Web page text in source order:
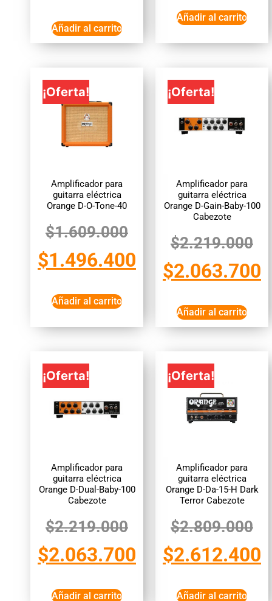
Añadir al carrito
Añadir al carrito
¡Oferta!
Amplificador para
guitarra eléctrica
Orange D-O-Tone-40
$1.609.000
$1.496.400
Añadir al carrito
¡Oferta!
Amplificador para
guitarra eléctrica
Orange D-Gain-Baby-100
Cabezote
$2.219.000
$2.063.700
Añadir al carrito
¡Oferta!
Amplificador para
guitarra eléctrica
Orange D-Dual-Baby-100
Cabezote
$2.219.000
$2.063.700
Añadir al carrito
¡Oferta!
Amplificador para
guitarra eléctrica
Orange D-Da-15-H Dark
Terror Cabezote
$2.809.000
$2.612.400
Añadir al carrito